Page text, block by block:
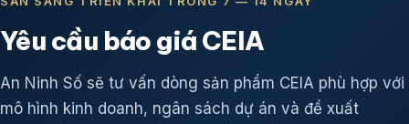
Yêu cầu báo giá CEIA
An Ninh Số sẽ tư vấn dòng sản phẩm CEIA phù hợp với
mô hình kinh doanh, ngân sách dự án và đề xuất